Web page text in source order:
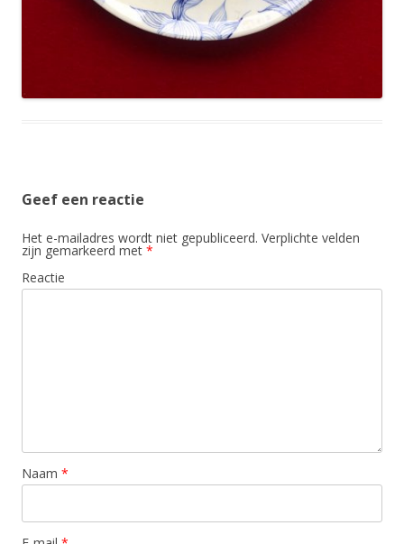
Geef een reactie
Het e-mailadres wordt niet gepubliceerd. Verplichte velden
zijn gemarkeerd met *
Reactie
Naam *